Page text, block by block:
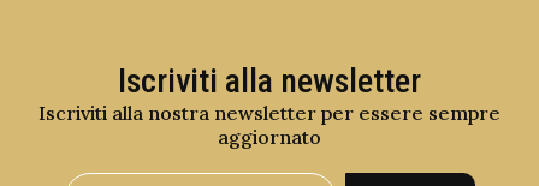
Iscriviti alla newsletter
Iscriviti alla nostra newsletter per essere sempre
aggiornato